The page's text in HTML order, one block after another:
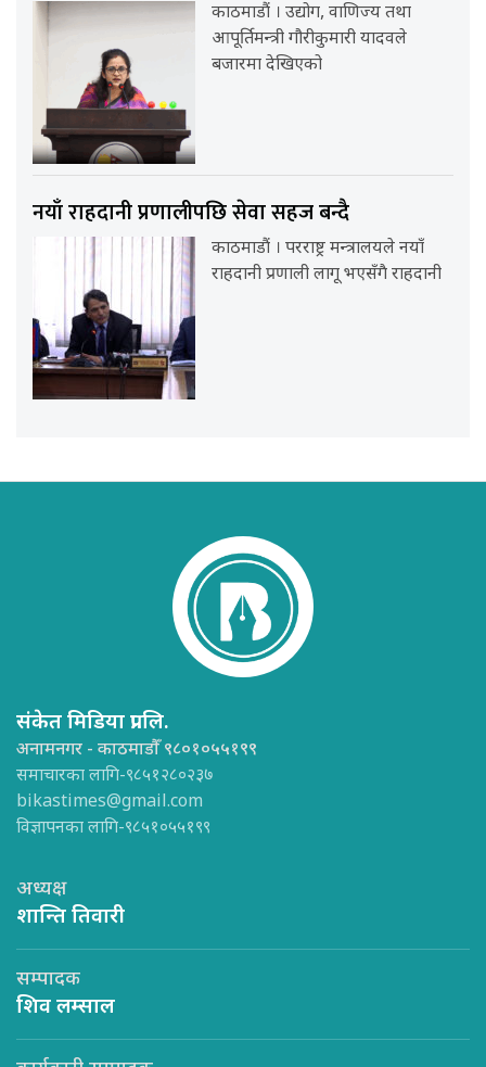
काठमाडौं । उद्योग, वाणिज्य तथा
आपूर्तिमन्त्री गौरीकुमारी यादवले
बजारमा देखिएको
नयाँ राहदानी प्रणालीपछि सेवा सहज बन्दै
काठमाडौं । परराष्ट्र मन्त्रालयले नयाँ
राहदानी प्रणाली लागू भएसँगै राहदानी
संकेत मिडिया प्रा.लि.
अनामनगर - काठमाडौँ ९८०१०५५१९९
समाचारका लागि-९८५१२८०२३७
bikastimes@gmail.com
विज्ञापनका लागि-९८५१०५५१९९
अध्यक्ष
शान्ति तिवारी
सम्पादक
शिव लम्साल